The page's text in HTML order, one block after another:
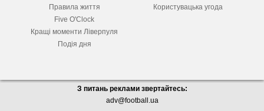
Правила життя
Five O'Clock
Кращі моменти Ліверпуля
Подія дня
Користувацька угода
З питань реклами звертайтесь:
adv@football.ua